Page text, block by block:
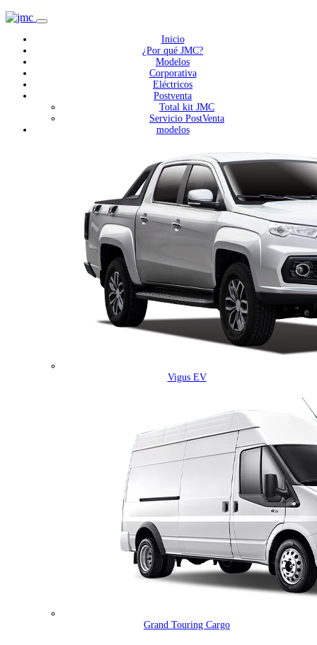
Inicio
¿Por qué JMC?
Modelos
Corporativa
Eléctricos
Postventa
Total kit JMC
Servicio PostVenta
modelos
Vigus EV
Grand Touring Cargo